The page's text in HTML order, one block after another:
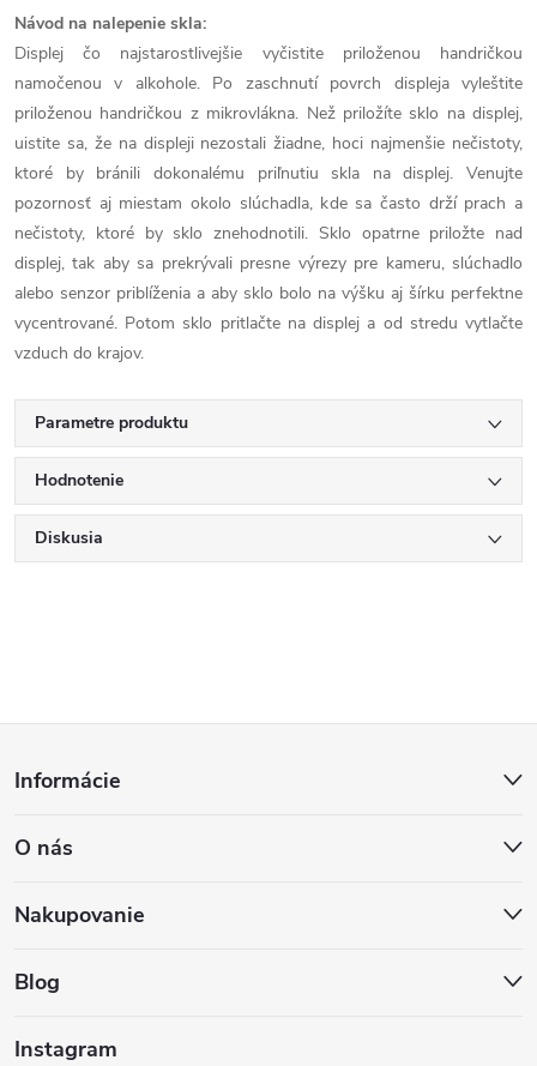
Návod na nalepenie skla:
Displej čo najstarostlivejšie vyčistite priloženou handričkou
namočenou v alkohole. Po zaschnutí povrch displeja vyleštite
priloženou handričkou z mikrovlákna. Než priložíte sklo na displej,
uistite sa, že na displeji nezostali žiadne, hoci najmenšie nečistoty,
ktoré by bránili dokonalému priľnutiu skla na displej. Venujte
pozornosť aj miestam okolo slúchadla, kde sa často drží prach a
nečistoty, ktoré by sklo znehodnotili. Sklo opatrne priložte nad
displej, tak aby sa prekrývali presne výrezy pre kameru, slúchadlo
alebo senzor priblíženia a aby sklo bolo na výšku aj šírku perfektne
vycentrované. Potom sklo pritlačte na displej a od stredu vytlačte
vzduch do krajov.
Parametre produktu
Hodnotenie
Diskusia
p
ä
Informácie
O nás
Nakupovanie
Blog
Instagram